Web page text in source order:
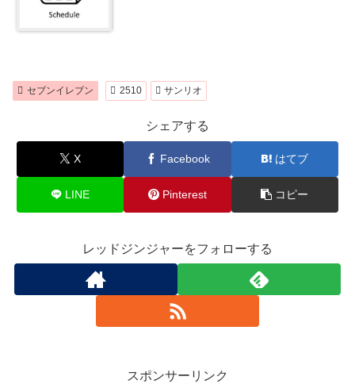
セブンイレブン 2510 サンリオ
シェアする
X Facebook はてブ
LINE Pinterest コピー
レッドジンジャーをフォローする
スポンサーリンク